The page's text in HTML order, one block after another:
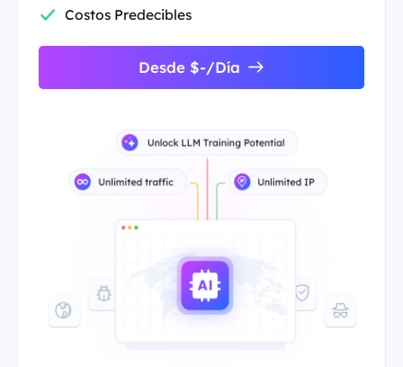
Costos Predecibles
Desde $-/Día